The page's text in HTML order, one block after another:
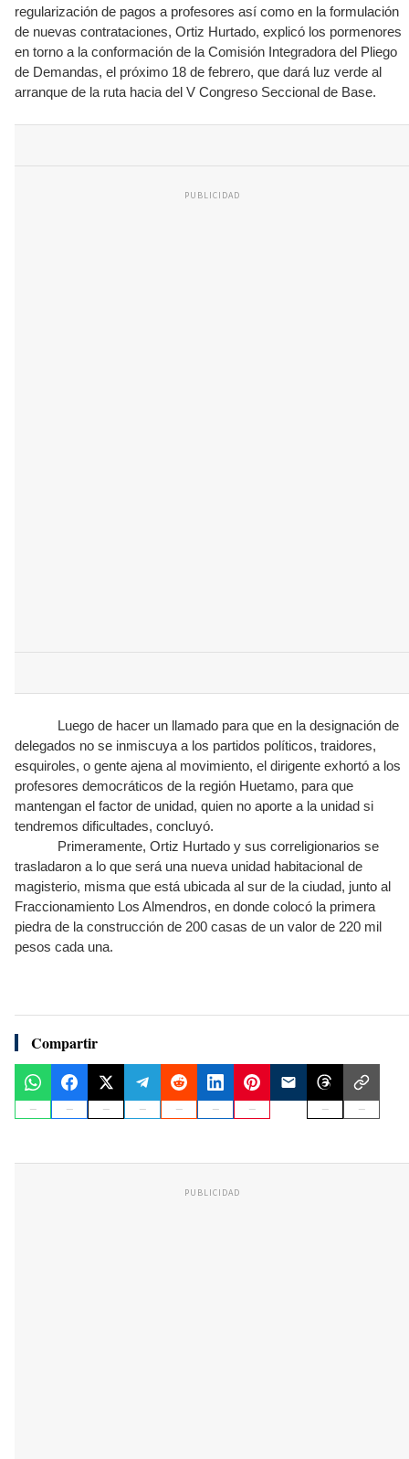
regularización de pagos a profesores así como en la formulación
de nuevas contrataciones, Ortiz Hurtado, explicó los pormenores
en torno a la conformación de la Comisión Integradora del Pliego
de Demandas, el próximo 18 de febrero, que dará luz verde al
arranque de la ruta hacia del V Congreso Seccional de Base.
PUBLICIDAD
Luego de hacer un llamado para que en la designación de
delegados no se inmiscuya a los partidos políticos, traidores,
esquiroles, o gente ajena al movimiento, el dirigente exhortó a los
profesores democráticos de la región Huetamo, para que
mantengan el factor de unidad, quien no aporte a la unidad si
tendremos dificultades, concluyó.
Primeramente, Ortiz Hurtado y sus correligionarios se
trasladaron a lo que será una nueva unidad habitacional de
magisterio, misma que está ubicada al sur de la ciudad, junto al
Fraccionamiento Los Almendros, en donde colocó la primera
piedra de la construcción de 200 casas de un valor de 220 mil
pesos cada una.
Compartir
PUBLICIDAD